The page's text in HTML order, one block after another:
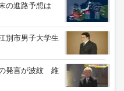
の進路予想は
別市男子大学生
の発言が波紋 維